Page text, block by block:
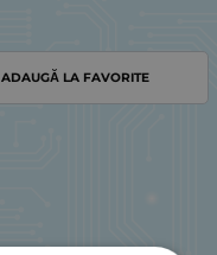
ADAUGĂ LA FAVORITE